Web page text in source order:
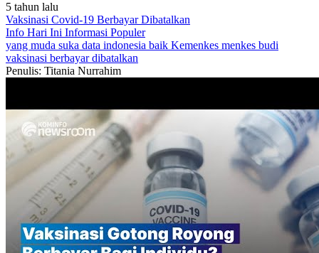
5 tahun lalu
Vaksinasi Covid-19 Berbayar Dibatalkan
Info Hari Ini Informasi Populer
yang muda suka data indonesia baik Kemenkes menkes budi
vaksinasi berbayar dibatalkan
Penulis: Titania Nurrahim